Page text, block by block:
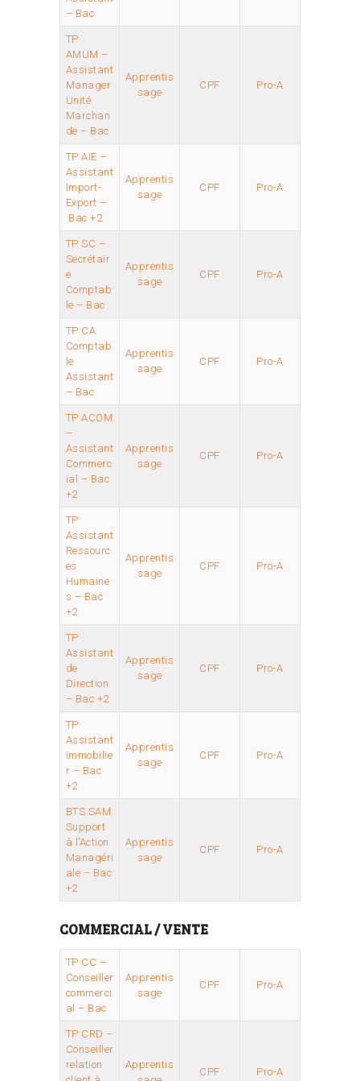
– Bac
TP
AMUM –
Assistant
Manager
Unité
Marchan
de – Bac
Apprentis
sage
CPF Pro-A
TP AIE –
Assistant
Import-
Export –
Bac +2
Apprentis
sage
CPF Pro-A
TP SC –
Secrétair
e
Comptab
le – Bac
Apprentis
sage
CPF Pro-A
TP CA
Comptab
le
Assistant
– Bac
Apprentis
sage
CPF Pro-A
TP ACOM
–
Assistant
Commerc
ial – Bac
+2
Apprentis
sage
CPF Pro-A
TP
Assistant
Ressourc
es
Humaine
s – Bac
+2
Apprentis
sage
CPF Pro-A
TP
Assistant
de
Direction
– Bac +2
Apprentis
sage
CPF Pro-A
TP
Assistant
immobilie
r – Bac
+2
Apprentis
sage
CPF Pro-A
BTS SAM
Support
à l’Action
Managéri
ale – Bac
+2
Apprentis
sage
CPF Pro-A
COMMERCIAL / VENTE
TP CC –
Conseiller
commerci
al – Bac
Apprentis
sage
CPF Pro-A
TP CRD –
Conseiller
relation
Apprentis
CPF Pro-A